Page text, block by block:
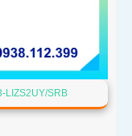
LIZS2UY/SRB